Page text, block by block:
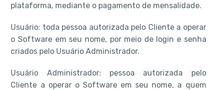
plataforma, mediante o pagamento de mensalidade.
Usuário: toda pessoa autorizada pelo Cliente a operar
o Software em seu nome, por meio de login e senha
criados pelo Usuário Administrador.
Usuário Administrador: pessoa autorizada pelo
Cliente a operar o Software em seu nome, a quem